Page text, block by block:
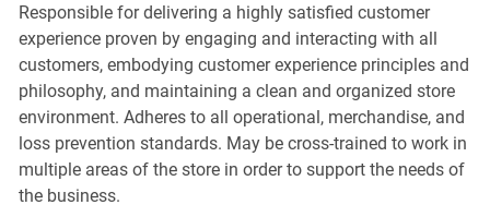
Responsible for delivering a highly satisfied customer
experience proven by engaging and interacting with all
customers, embodying customer experience principles and
philosophy, and maintaining a clean and organized store
environment. Adheres to all operational, merchandise, and
loss prevention standards. May be cross-trained to work in
multiple areas of the store in order to support the needs of
the business.